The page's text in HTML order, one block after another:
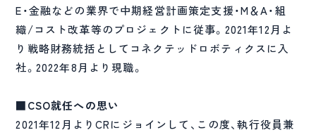
E・金融などの業界で中期経営計画策定支援・M＆A・組
織/コスト改革等のプロジェクトに従事。2021年12月よ
り戦略財務統括としてコネクテッドロボティクスに入
社。2022年8月より現職。
■CSO就任への思い
2021年12月よりCRにジョインして、この度、執行役員兼